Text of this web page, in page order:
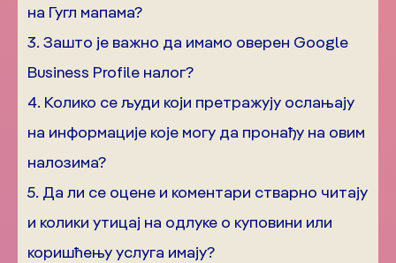
на Гугл мапама?
3. Зашто је важно да имамо оверен Google
Business Profile налог?
4. Колико се људи који претражују ослањају
на информације које могу да пронађу на овим
налозима?
5. Да ли се оцене и коментари стварно читају
и колики утицај на одлуке о куповини или
коришћењу услуга имају?